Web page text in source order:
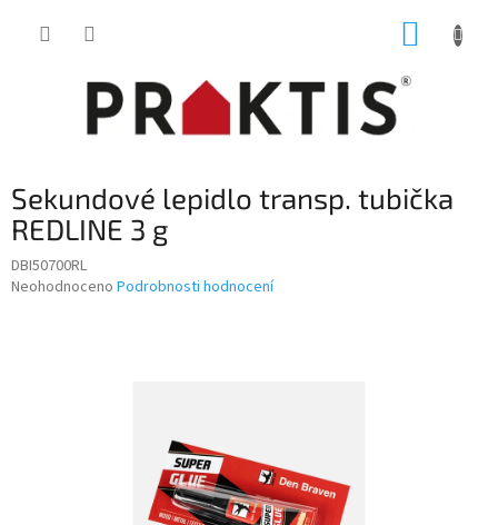
Sekundové lepidlo transp. tubička
REDLINE 3 g
DBI50700RL
Průměrné
Neohodnoceno Podrobnosti hodnocení